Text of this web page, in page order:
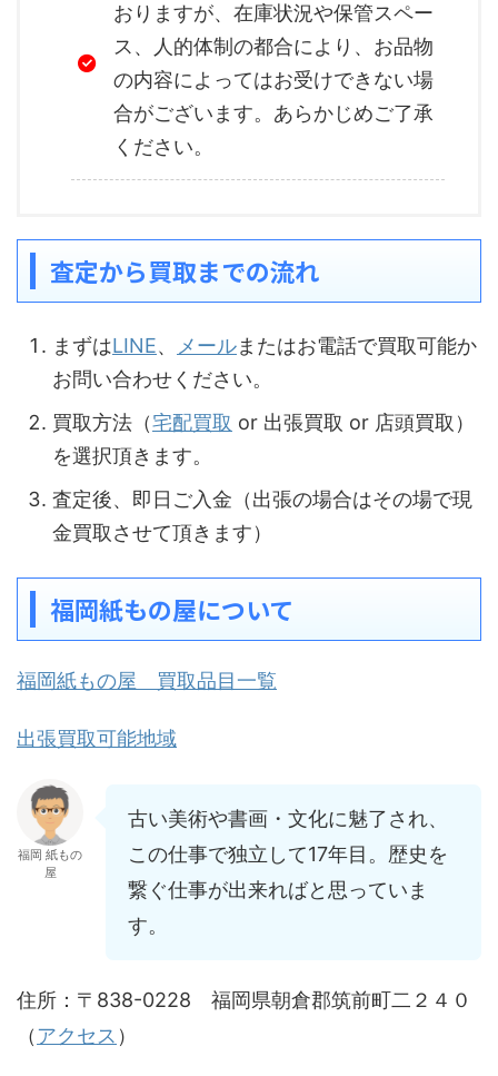
おりますが、在庫状況や保管スペー
ス、人的体制の都合により、お品物
の内容によってはお受けできない場
合がございます。あらかじめご了承
ください。
査定から買取までの流れ
まずはLINE、 メールまたはお電話で買取可能か
お問い合わせください。
買取方法（宅配買取 or 出張買取 or 店頭買取）
を選択頂きます。
査定後、即日ご入金（出張の場合はその場で現
金買取させて頂きます）
福岡紙もの屋について
福岡紙もの屋 買取品目一覧
出張買取可能地域
福岡 紙もの
屋
古い美術や書画・文化に魅了され、
この仕事で独立して17年目。歴史を
繋ぐ仕事が出来ればと思っていま
す。
住所：〒838-0228 福岡県朝倉郡筑前町二２４０
（アクセス ）